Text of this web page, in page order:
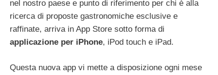
nel nostro paese e punto di riferimento per chi è alla
ricerca di proposte gastronomiche esclusive e
raffinate, arriva in App Store sotto forma di
applicazione per iPhone, iPod touch e iPad.
Questa nuova app vi mette a disposizione ogni mese